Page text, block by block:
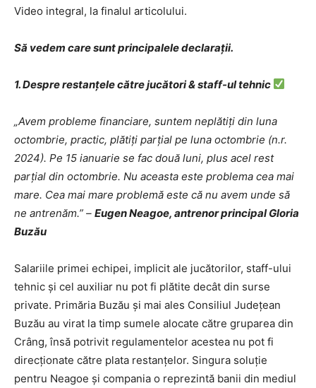
Video integral, la finalul articolului.
Să vedem care sunt principalele declarații.
1. Despre restanțele către jucători & staff-ul tehnic
„Avem probleme financiare, suntem neplătiți din luna
octombrie, practic, plătiți parțial pe luna octombrie (n.r.
2024). Pe 15 ianuarie se fac două luni, plus acel rest
parțial din octombrie. Nu aceasta este problema cea mai
mare. Cea mai mare problemă este că nu avem unde să
ne antrenăm.” – Eugen Neagoe, antrenor principal Gloria
Buzău
Salariile primei echipei, implicit ale jucătorilor, staff-ului
tehnic și cel auxiliar nu pot fi plătite decât din surse
private. Primăria Buzău și mai ales Consiliul Județean
Buzău au virat la timp sumele alocate către gruparea din
Crâng, însă potrivit regulamentelor acestea nu pot fi
direcționate către plata restanțelor. Singura soluție
pentru Neagoe și compania o reprezintă banii din mediul